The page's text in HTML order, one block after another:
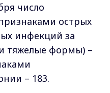
число
острых
инфекций за
тяжелые формы) –
– 183.